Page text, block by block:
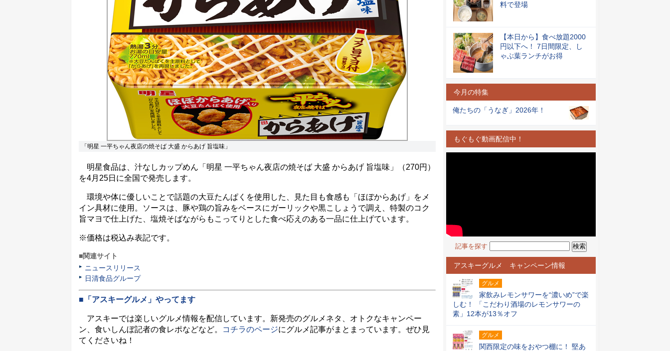
「明星 一平ちゃん夜店の焼そば 大盛 からあげ 旨塩味」
明星食品は、汁なしカップめん「明星 一平ちゃん夜店の焼そば 大盛 からあげ 旨塩味」（270円）
を4月25日に全国で発売します。
環境や体に優しいことで話題の大豆たんぱくを使用した、見た目も食感も「ほぼからあげ」をメ
イン具材に使用。ソースは、豚や鶏の旨みをベースにガーリックや黒こしょうで調え、特製のコク
旨マヨで仕上げた、塩焼そばながらもこってりとした食べ応えのある一品に仕上げています。
※価格は税込み表記です。
■関連サイト
ニュースリリース
日清食品グループ
■「アスキーグルメ」やってます
アスキーでは楽しいグルメ情報を配信しています。新発売のグルメネタ、オトクなキャンペー
ン、食いしんぼ記者の食レポなどなど。
コチラのページにグルメ記事がまとまっています。ぜひ見
てくださいね！
料で登場
【本日から】食べ放題2000
円以下へ！ 7日間限定、し
ゃぶ葉ランチがお得
今月の特集
俺たちの「うなぎ」2026年！
もぐもぐ動画配信中！
記事を探す
アスキーグルメ キャンペーン情報
グルメ
家飲みレモンサワーを“濃いめ”で楽
しむ！ 「こだわり酒場のレモンサワーの
素」12本が13％オフ
グルメ
関西限定の味をおやつ棚に！ 堅あ